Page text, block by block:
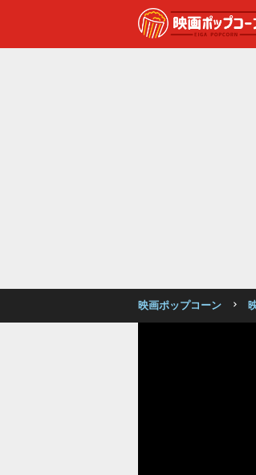
映画ポップコーン